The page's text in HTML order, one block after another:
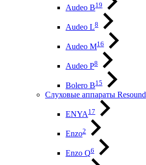
Audeo B19
Audeo L8
Audeo М16
Audeo P8
Bolero B15
Слуховые аппараты Resound
ENYA 17
Enzo2
Enzo Q6